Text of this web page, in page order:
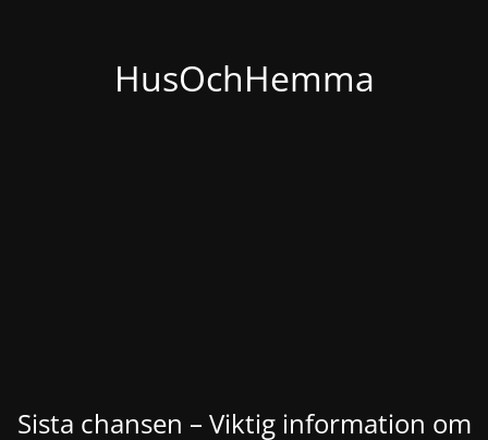
HusOchHemma
Sista chansen – Viktig information om